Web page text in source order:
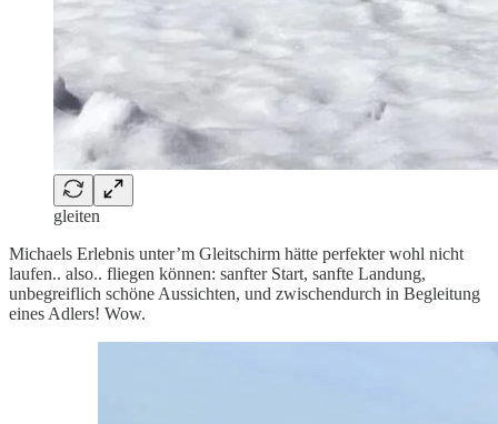
gleiten
Michaels Erlebnis unter’m Gleitschirm hätte perfekter wohl nicht
laufen.. also.. fliegen können: sanfter Start, sanfte Landung,
unbegreiflich schöne Aussichten, und zwischendurch in Begleitung
eines Adlers! Wow.